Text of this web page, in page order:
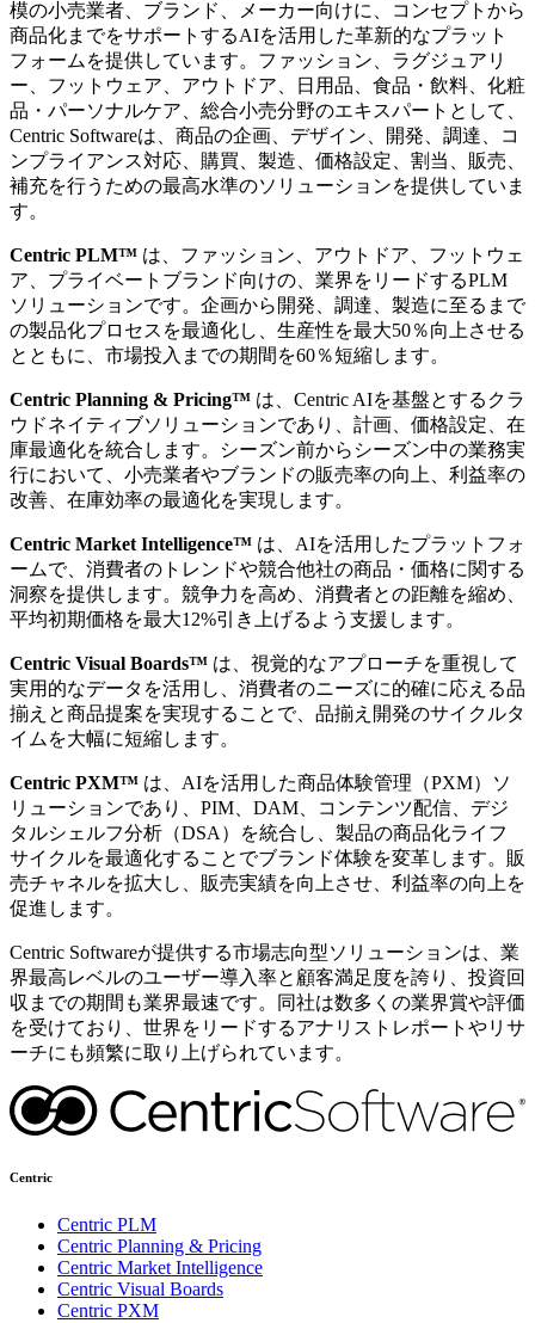
模の小売業者、ブランド、メーカー向けに、コンセプトから
商品化までをサポートするAIを活用した革新的なプラット
フォームを提供しています。ファッション、ラグジュアリ
ー、フットウェア、アウトドア、日用品、食品・飲料、化粧
品・パーソナルケア、総合小売分野のエキスパートとして、
Centric Softwareは、商品の企画、デザイン、開発、調達、コ
ンプライアンス対応、購買、製造、価格設定、割当、販売、
補充を行うための最高水準のソリューションを提供していま
す。
Centric PLM™ は、ファッション、アウトドア、フットウェ
ア、プライベートブランド向けの、業界をリードするPLM
ソリューションです。企画から開発、調達、製造に至るまで
の製品化プロセスを最適化し、生産性を最大50％向上させる
とともに、市場投入までの期間を60％短縮します。
Centric Planning & Pricing™ は、Centric AIを基盤とするクラ
ウドネイティブソリューションであり、計画、価格設定、在
庫最適化を統合します。シーズン前からシーズン中の業務実
行において、小売業者やブランドの販売率の向上、利益率の
改善、在庫効率の最適化を実現します。
Centric Market Intelligence™ は、AIを活用したプラットフォ
ームで、消費者のトレンドや競合他社の商品・価格に関する
洞察を提供します。競争力を高め、消費者との距離を縮め、
平均初期価格を最大12%引き上げるよう支援します。
Centric Visual Boards™ は、視覚的なアプローチを重視して
実用的なデータを活用し、消費者のニーズに的確に応える品
揃えと商品提案を実現することで、品揃え開発のサイクルタ
イムを大幅に短縮します。
Centric PXM™ は、AIを活用した商品体験管理（PXM）ソ
リューションであり、PIM、DAM、コンテンツ配信、デジ
タルシェルフ分析（DSA）を統合し、製品の商品化ライフ
サイクルを最適化することでブランド体験を変革します。販
売チャネルを拡大し、販売実績を向上させ、利益率の向上を
促進します。
Centric Softwareが提供する市場志向型ソリューションは、業
界最高レベルのユーザー導入率と顧客満足度を誇り、投資回
収までの期間も業界最速です。同社は数多くの業界賞や評価
を受けており、世界をリードするアナリストレポートやリサ
ーチにも頻繁に取り上げられています。
Centric
Centric PLM
Centric Planning & Pricing
Centric Market Intelligence
Centric Visual Boards
Centric PXM